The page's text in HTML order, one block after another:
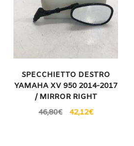
SPECCHIETTO DESTRO
YAMAHA XV 950 2014-2017
/ MIRROR RIGHT
46,80€ 42,12€